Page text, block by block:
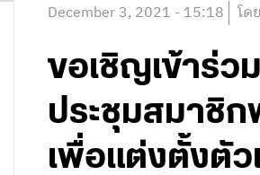
December 3, 2021 - 15:18 โด
ขอเชิญเข้าร่วม
ประชุมสมาชิก
เพื่อแต่งตั้งตัว